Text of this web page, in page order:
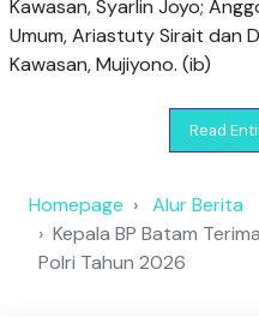
Kawasan, Syarlin Joyo;
Umum, Ariastuty Sirait dan
Kawasan, Mujiyono. (ib)
Read
Homepage
Alur Berita
Kepala BP Batam
Polri Tahun 2026